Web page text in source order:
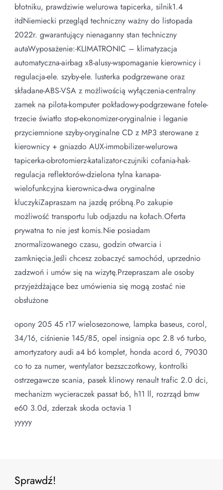
błotniku, prawdziwie welurowa tapicerka, silnik1.4
itdNiemiecki przegląd techniczny ważny do listopada
2022r. gwarantujący nienaganny stan techniczny
autaWyposażenie:-KLIMATRONIC – klimatyzacja
automatyczna-airbag x8-alusy-wspomaganie kierownicy i
regulacja-ele. szyby-ele. lusterka podgrzewane oraz
składane-ABS-VSA z możliwością wyłączenia-centralny
zamek na pilota-komputer pokładowy-podgrzewane fotele-
trzecie światło stop-ekonomizer-oryginalnie i leganie
przyciemnione szyby-oryginalne CD z MP3 sterowane z
kierownicy + gniazdo AUX-immobilizer-welurowa
tapicerka-obrotomierz-katalizator-czujniki cofania-hak-
regulacja reflektorów-dzielona tylna kanapa-
wielofunkcyjna kierownica-dwa oryginalne
kluczykiZapraszam na jazdę próbną.Po zakupie
możliwość transportu lub odjazdu na kołach.Oferta
prywatna to nie jest komis.Nie posiadam
znormalizowanego czasu, godzin otwarcia i
zamknięcia.Jeśli chcesz zobaczyć samochód, uprzednio
zadzwoń i umów się na wizytę.Przepraszam ale osoby
przyjeżdżające bez umówienia się mogą zostać nie
obsłużone
opony 205 45 r17 wielosezonowe, lampka baseus, corol,
34/16, ciśnienie 145/85, opel insignia opc 2.8 v6 turbo,
amortyzatory audi a4 b6 komplet, honda acord 6, 79030
co to za numer, wentylator bezszczotkowy, kontrolki
ostrzegawcze scania, pasek klinowy renault trafic 2.0 dci,
mechanizm wycieraczek passat b6, h11 ll, rozrząd bmw
e60 3.0d, zderzak skoda octavia 1
yyyyy
Sprawdź!